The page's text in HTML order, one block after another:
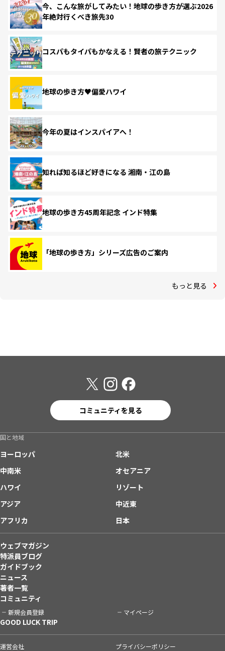
今、こんな旅がしてみたい！地球の歩き方が選ぶ2026
年絶対行くべき旅先30
コスパもタイパもかなえる！賢者の旅テクニック
地球の歩き方♥偏愛ハワイ
今年の夏はインスパイアへ！
知れば知るほど好きになる 湘南・江の島
地球の歩き方45周年記念 インド特集
「地球の歩き方」シリーズ広告のご案内
もっと見る
コミュニティを見る
国と地域
ヨーロッパ
北米
中南米
オセアニア
ハワイ
リゾート
アジア
中近東
アフリカ
日本
ウェブマガジン
特派員ブログ
ガイドブック
ニュース
著者一覧
コミュニティ
新規会員登録 マイページ
GOOD LUCK TRIP
運営会社 プライバシーポリシー